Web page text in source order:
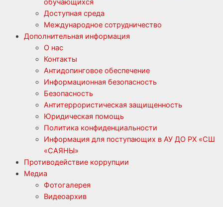
обучающихся
Доступная среда
Международное сотрудничество
Дополнительная информация
О нас
Контакты
Антидопинговое обеспечение
Информационная безопасность
Безопасность
Антитеррористическая защищенность
Юридическая помощь
Политика конфиденциальности
Информация для поступающих в АУ ДО РХ «СШ
«САЯНЫ»
Противодействие коррупции
Медиа
Фотогалерея
Видеоархив